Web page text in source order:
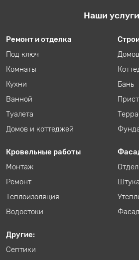
Наши услуги
Ремонт и отделка
Под ключ
Комнаты
Кухни
Ванной
Туалета
Домов и коттеджей
Домов
Бань
Кровельные работы
Монтаж
Ремонт
Теплоизоляция
Водостоки
Другие:
Септики